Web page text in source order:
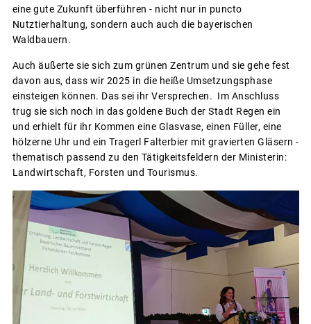
eine gute Zukunft überführen - nicht nur in puncto
Nutztierhaltung, sondern auch auch die bayerischen
Waldbauern.
Auch äußerte sie sich zum grünen Zentrum und sie gehe fest
davon aus, dass wir 2025 in die heiße Umsetzungsphase
einsteigen können. Das sei ihr Versprechen. Im Anschluss
trug sie sich noch in das goldene Buch der Stadt Regen ein
und erhielt für ihr Kommen eine Glasvase, einen Füller, eine
hölzerne Uhr und ein Tragerl Falterbier mit gravierten Gläsern -
thematisch passend zu den Tätigkeitsfeldern der Ministerin:
Landwirtschaft, Forsten und Tourismus.